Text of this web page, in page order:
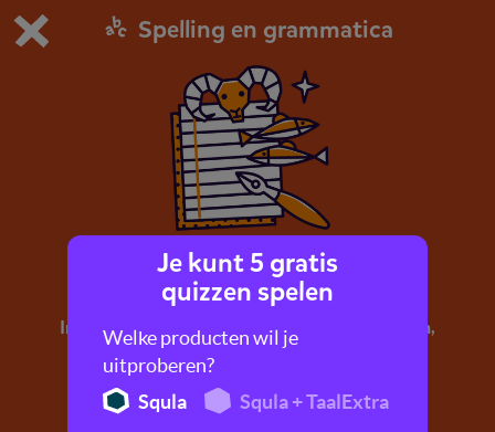
Dit is de gratis demo van Squla.
Bestel nu
0 1
Spelling en grammatica
Horoscoop
In dit dictee vind je een mix van luisterwoorden,
weetwoorden en regelwoorden.
Je kunt 5 gratis
quizzen spelen
Welke producten wil je
uitproberen?
Squla
Squla + TaalExtra